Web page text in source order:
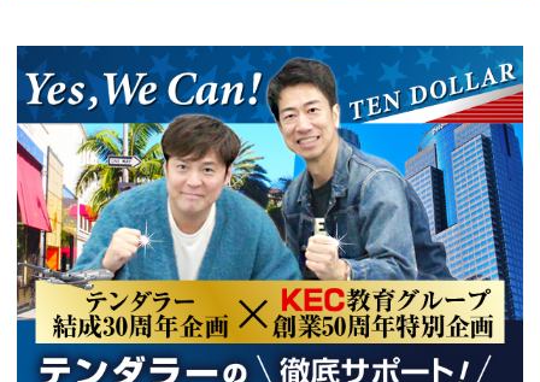
受け、大学卒業と同時にKEC外
社。梅田校・枚方校にて小学生
での方に入門から上級クラスま
導歴は15年以上。同時に通訳学
トラリアで通訳・翻訳の勉強を
訳としての経験を積む。2013年